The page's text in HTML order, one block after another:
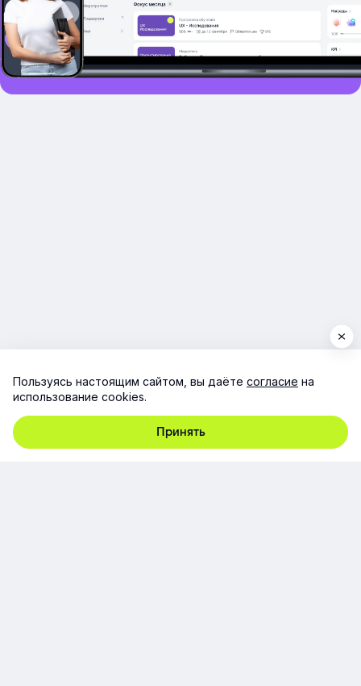
Пользуясь настоящим сайтом, вы даёте согласие на
использование cookies.
Принять